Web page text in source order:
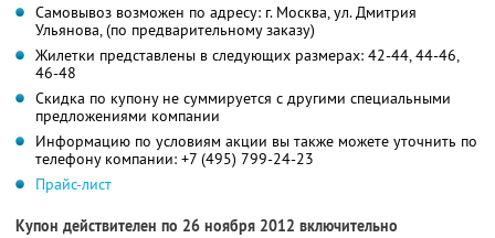
Самовывоз возможен по адресу: г. Москва, ул. Дмитрия
Ульянова, (по предварительному заказу)
Жилетки представлены в следующих размерах: 42-44, 44-46,
46-48
Скидка по купону не суммируется с другими специальными
предложениями компании
Информацию по условиям акции вы также можете уточнить по
телефону компании: +7 (495) 799-24-23
Прайс-лист
Купон действителен по 26 ноября 2012 включительно